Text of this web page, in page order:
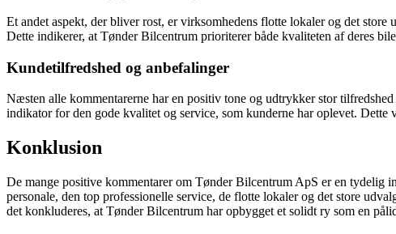
Et andet aspekt, der bliver rost, er virksomhedens flotte lokaler og det
Dette indikerer, at Tønder Bilcentrum prioriterer både kvaliteten af ​​deres
Kundetilfredshed og anbefalinger
Næsten alle kommentarerne har en positiv tone og udtrykker stor
indikator for den gode kvalitet og service, som kunderne har oplevet.
Konklusion
De mange positive kommentarer om Tønder Bilcentrum ApS er en tydelig
personale, den top professionelle service, de flotte lokaler og det store
det konkluderes, at Tønder Bilcentrum har opbygget et solidt ry som en